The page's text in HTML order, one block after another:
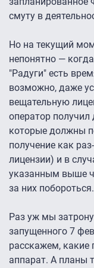
смуту в
Но на текущий
непонятно —
"Радуги" есть
возможно, даже
вещательную
оператор получил
которые должны
получение как
лицензии) и в
указанным выше
за них побороться.
Раз уж мы
запущенного 7
расскажем, какие
аппарат. А планы